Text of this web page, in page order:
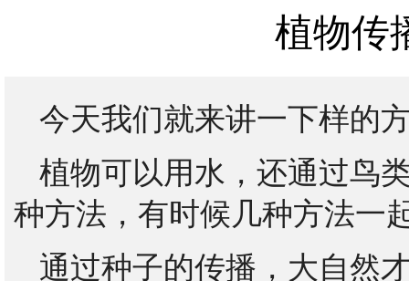
植物传
今天我们就来讲一下样的
植物可以用水，还通过鸟
种方法，有时候几种方法一
通过种子的传播，大自然